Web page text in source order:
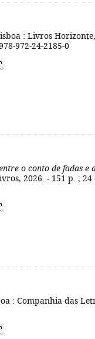
: Livros Horizonte,
972-24-2185-0
o conto de fadas e
2026. - 151 p. ; 24
: Companhia das